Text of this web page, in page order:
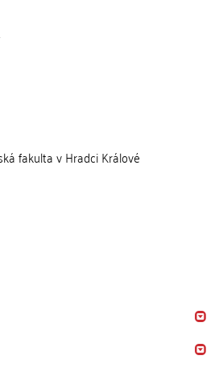
fakulta v Hradci Králové